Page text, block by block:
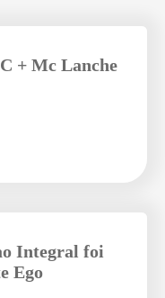
+ Mc Lanche
Integral foi
Ego